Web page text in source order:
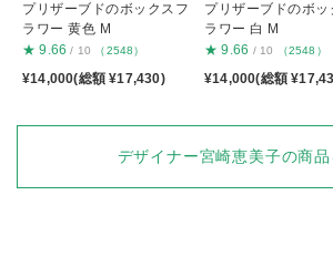
プリザーブドのボックスフ
ラワー 黄色 M
★ 9.66 / 10 （2548）
¥14,000(総額 ¥17,430)
プリザーブドのボッ
ラワー 白 M
★ 9.66 / 10 （2548）
¥14,000(総額
デザイナー宮崎恵美子の商品